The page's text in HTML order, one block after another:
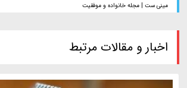
مینی ست | مجله خانواده و موفقیت
اخبار و مقالات مرتبط